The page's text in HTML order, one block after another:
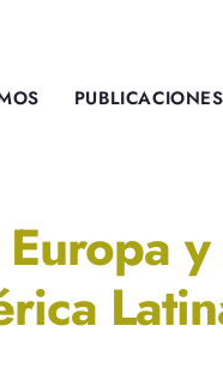
PUBLICACIONES